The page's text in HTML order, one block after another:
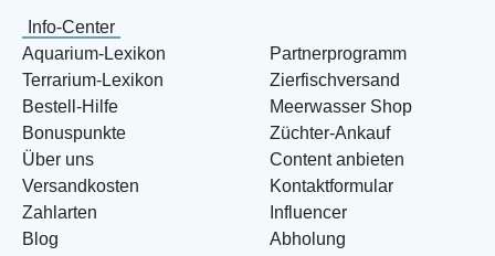
Info-Center
Aquarium-Lexikon
Terrarium-Lexikon
Bestell-Hilfe
Bonuspunkte
Über uns
Versandkosten
Zahlarten
Blog
Partnerprogramm
Zierfischversand
Meerwasser Shop
Züchter-Ankauf
Content anbieten
Kontaktformular
Influencer
Abholung